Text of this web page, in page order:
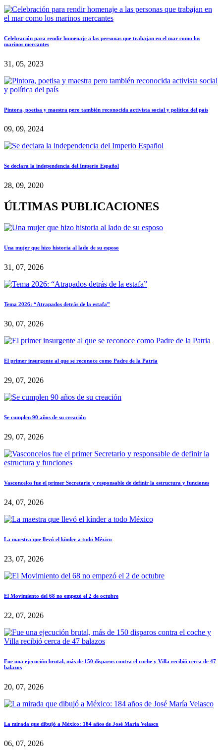
Celebración para rendir homenaje a las personas que trabajan en el mar como los
marinos mercantes
31, 05, 2023
Pintora, poetisa y maestra pero también reconocida activista social y política del país
09, 09, 2024
Se declara la independencia del Imperio Español
28, 09, 2020
ÚLTIMAS PUBLICACIONES
Una mujer que hizo historia al lado de su esposo
31, 07, 2026
Tema 2026: “Atrapados detrás de la estafa”
30, 07, 2026
El primer insurgente al que se reconoce como Padre de la Patria
29, 07, 2026
Se cumplen 90 años de su creación
29, 07, 2026
Vasconcelos fue el primer Secretario y responsable de definir la estructura y funciones
24, 07, 2026
La maestra que llevó el kínder a todo México
23, 07, 2026
El Movimiento del 68 no empezó el 2 de octubre
22, 07, 2026
Fue una ejecución brutal, más de 150 disparos contra el coche y Villa recibió cerca de 47
balazos
20, 07, 2026
La mirada que dibujó a México: 184 años de José María Velasco
06, 07, 2026